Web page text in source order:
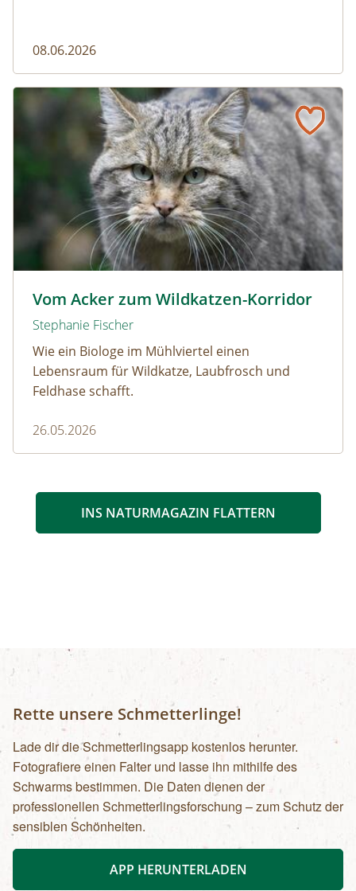
08.06.2026
Vom Acker zum Wildkatzen-Korridor
Stephanie Fischer
Wie ein Biologe im Mühlviertel einen
Lebensraum für Wildkatze, Laubfrosch und
Feldhase schafft.
26.05.2026
Vom Acker zum Wildkatzen-Korridor
INS NATURMAGAZIN FLATTERN
Rette unsere Schmetterlinge!
Lade dir die Schmetterlingsapp kostenlos herunter.
Fotografiere einen Falter und lasse ihn mithilfe des
Schwarms bestimmen. Die Daten dienen der
professionellen Schmetterlingsforschung – zum Schutz der
sensiblen Schönheiten.
APP HERUNTERLADEN